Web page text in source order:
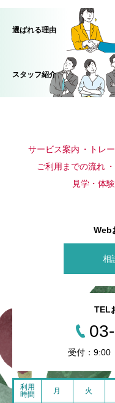
選ばれる理由
スタッフ紹介
サービス案内 トレ
ご利用までの流れ
見学・体
Web
相
TEL
受付：9:00
利用
時間
月 火